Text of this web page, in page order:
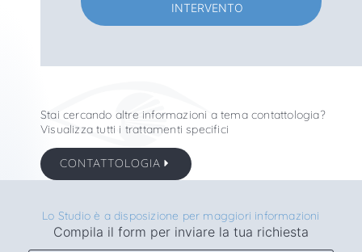
INTERVENTO
Stai cercando altre informazioni a tema contattologia?
Visualizza tutti i trattamenti specifici
CONTATTOLOGIA
Lo Studio è a disposizione per maggiori informazioni
Compila il form per inviare la tua richiesta